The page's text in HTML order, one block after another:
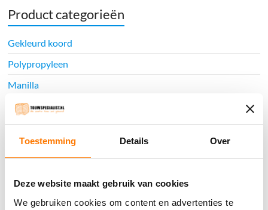
Toestemming Details Over
Deze website maakt gebruik van cookies
We gebruiken cookies om content en advertenties te
Product categorieën
Gekleurd koord
Polypropyleen
Manilla
Nylon
Polyester
Hennep
Sisal